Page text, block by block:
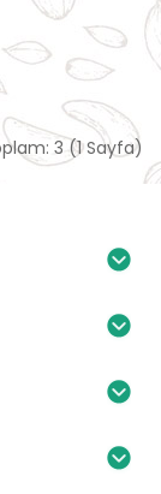
3 (1 Sayfa)